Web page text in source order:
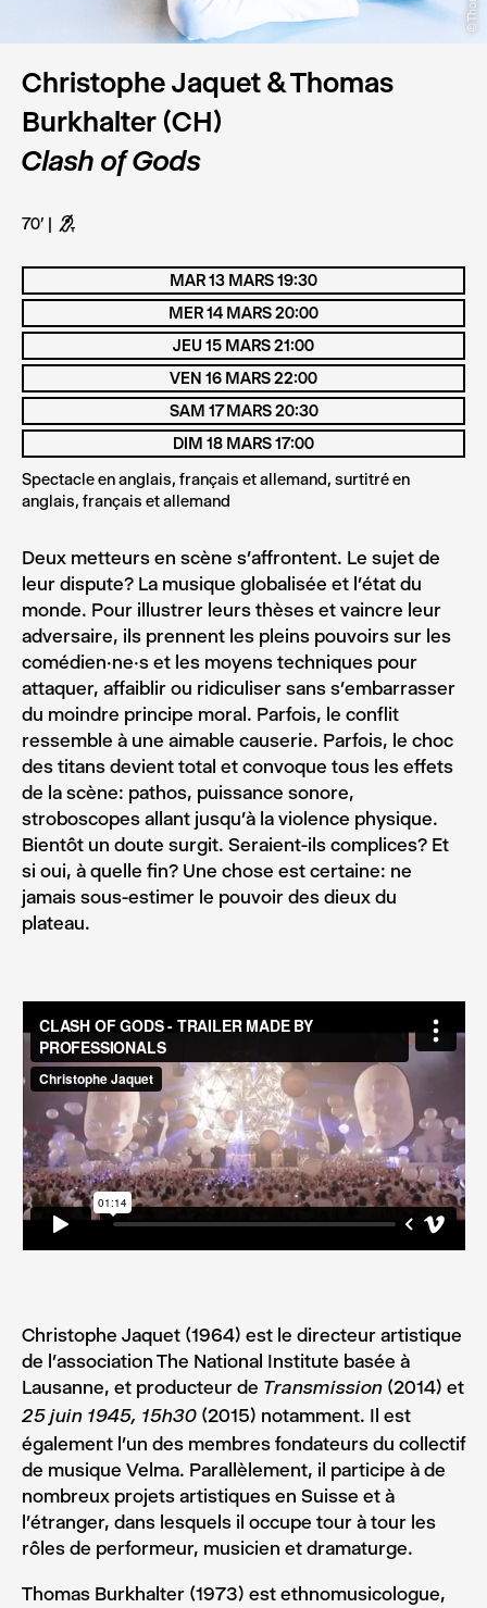
Christophe Jaquet & Thomas
Burkhalter (CH)
Clash of Gods
70’ G
Deux metteurs en scène s’affrontent. Le sujet de
leur dispute? La musique globalisée et l’état du
monde. Pour illustrer leurs thèses et vaincre leur
adversaire, ils prennent les pleins pouvoirs sur les
comédien·ne·s et les moyens techniques pour
attaquer, affaiblir ou ridiculiser sans s’embarrasser
du moindre principe moral. Parfois, le conflit
ressemble à une aimable causerie. Parfois, le choc
des titans devient total et convoque tous les effets
de la scène: pathos, puissance sonore,
stroboscopes allant jusqu’à la violence physique.
Bientôt un doute surgit. Seraient-ils complices? Et
si oui, à quelle fin? Une chose est certaine: ne
jamais sous-estimer le pouvoir des dieux du
plateau.
Christophe Jaquet (1964) est le directeur artistique
de l’association The National Institute basée à
Lausanne, et producteur de Transmission (2014) et
25 juin 1945, 15h30 (2015) notamment. Il est
également l’un des membres fondateurs du collectif
de musique Velma. Parallèlement, il participe à de
nombreux projets artistiques en Suisse et à
l’étranger, dans lesquels il occupe tour à tour les
rôles de performeur, musicien et dramaturge.
Thomas Burkhalter (1973) est ethnomusicologue,
MAR 13 MARS 19:30
MER 14 MARS 20:00
JEU 15 MARS 21:00
VEN 16 MARS 22:00
SAM 17 MARS 20:30
DIM 18 MARS 17:00
Spectacle en anglais, français et allemand, surtitré en
anglais, français et allemand